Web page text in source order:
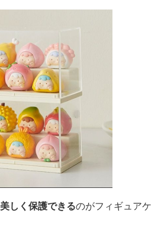
美しく保護できるのがフィギュアケ